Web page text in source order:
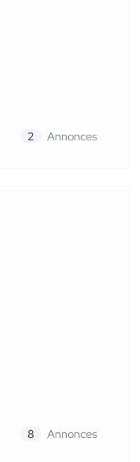
2 Annonces
8 Annonces